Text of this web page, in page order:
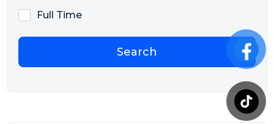
Full Time
Search